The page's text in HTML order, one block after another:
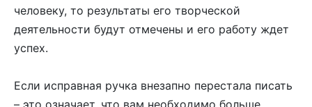
человеку, то результаты его творческой
деятельности будут отмечены и его работу ждет
успех.
Если исправная ручка внезапно перестала писать
– это означает, что вам необходимо больше